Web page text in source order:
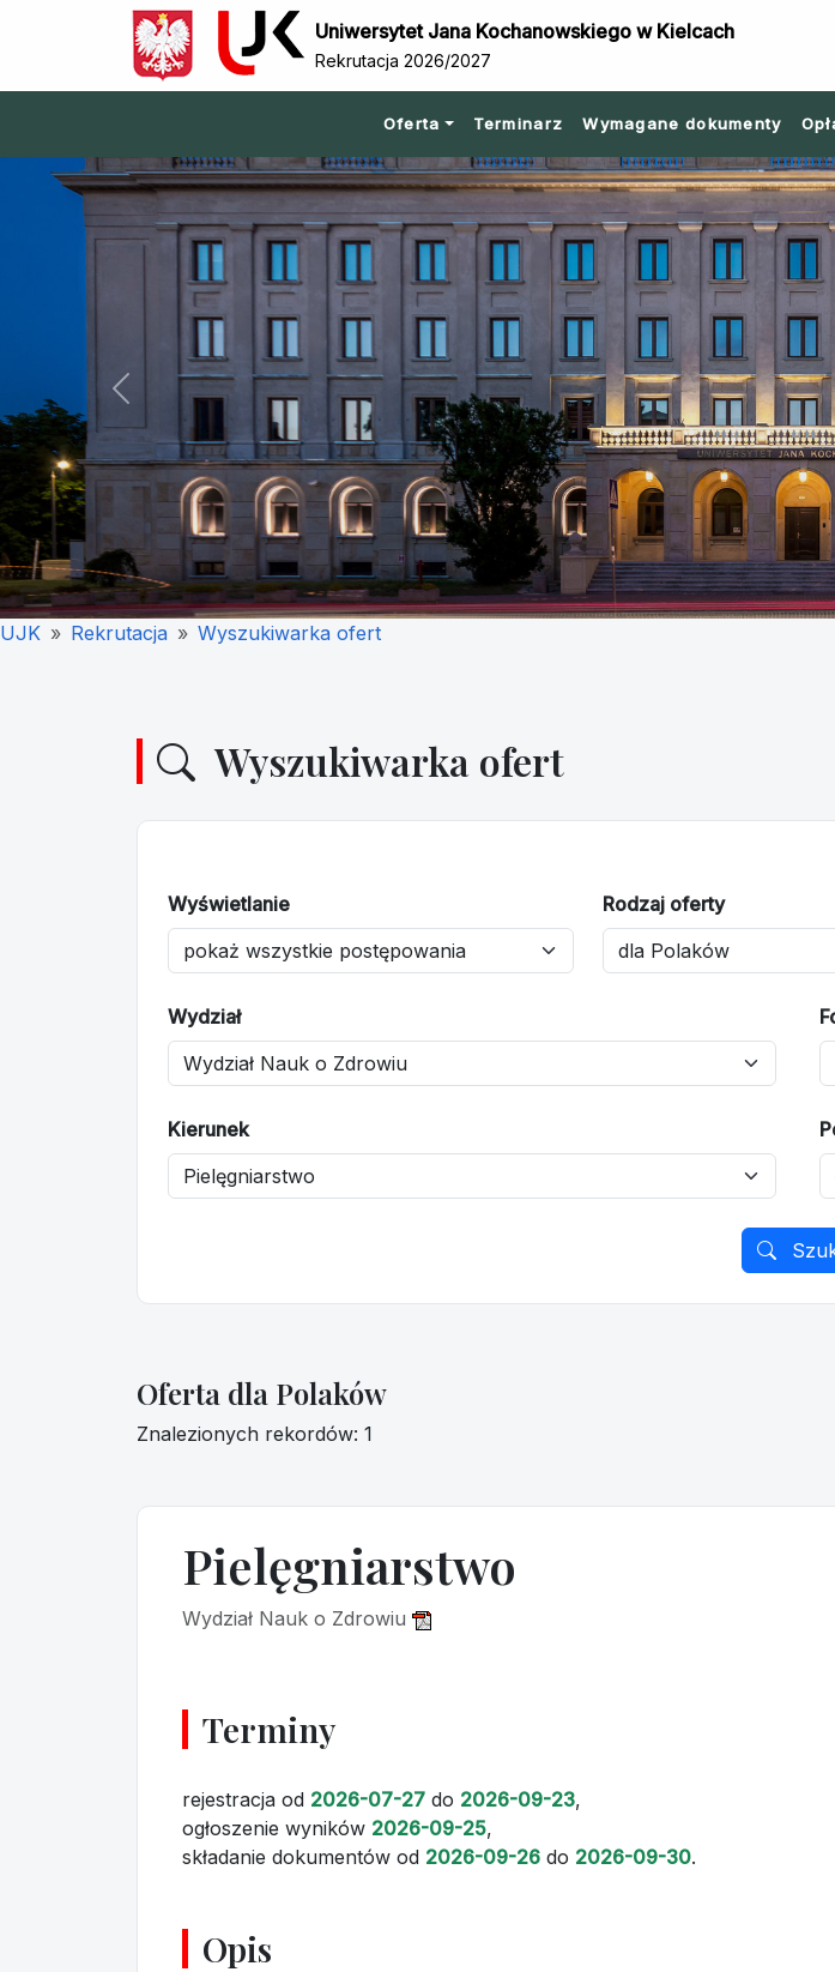
Uniwersytet Jana Kochanowskiego w Kielcach
Rekrutacja 2026/2027
Oferta Terminarz Wymagane dokumenty
Previous
UJK Rekrutacja Wyszukiwarka ofert
Wyszukiwarka ofert
Wyświetlanie Rodzaj oferty
Wydział
Kierunek
Oferta dla Polaków
Znalezionych rekordów: 1
Pielęgniarstwo
Wydział Nauk o Zdrowiu
Terminy
rejestracja od 2026-07-27 do 2026-09-23,
ogłoszenie wyników 2026-09-25,
składanie dokumentów od 2026-09-26 do 2026-09-30.
Opis